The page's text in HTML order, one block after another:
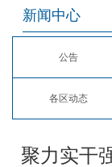
新闻中心
公告
各区动态
聚力实干